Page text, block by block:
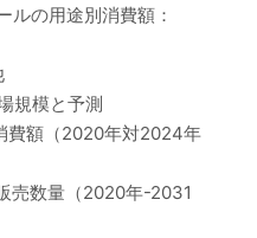
ルの用途別消費額：
規模と予測
費額（2020年対2024年
売数量（2020年-2031